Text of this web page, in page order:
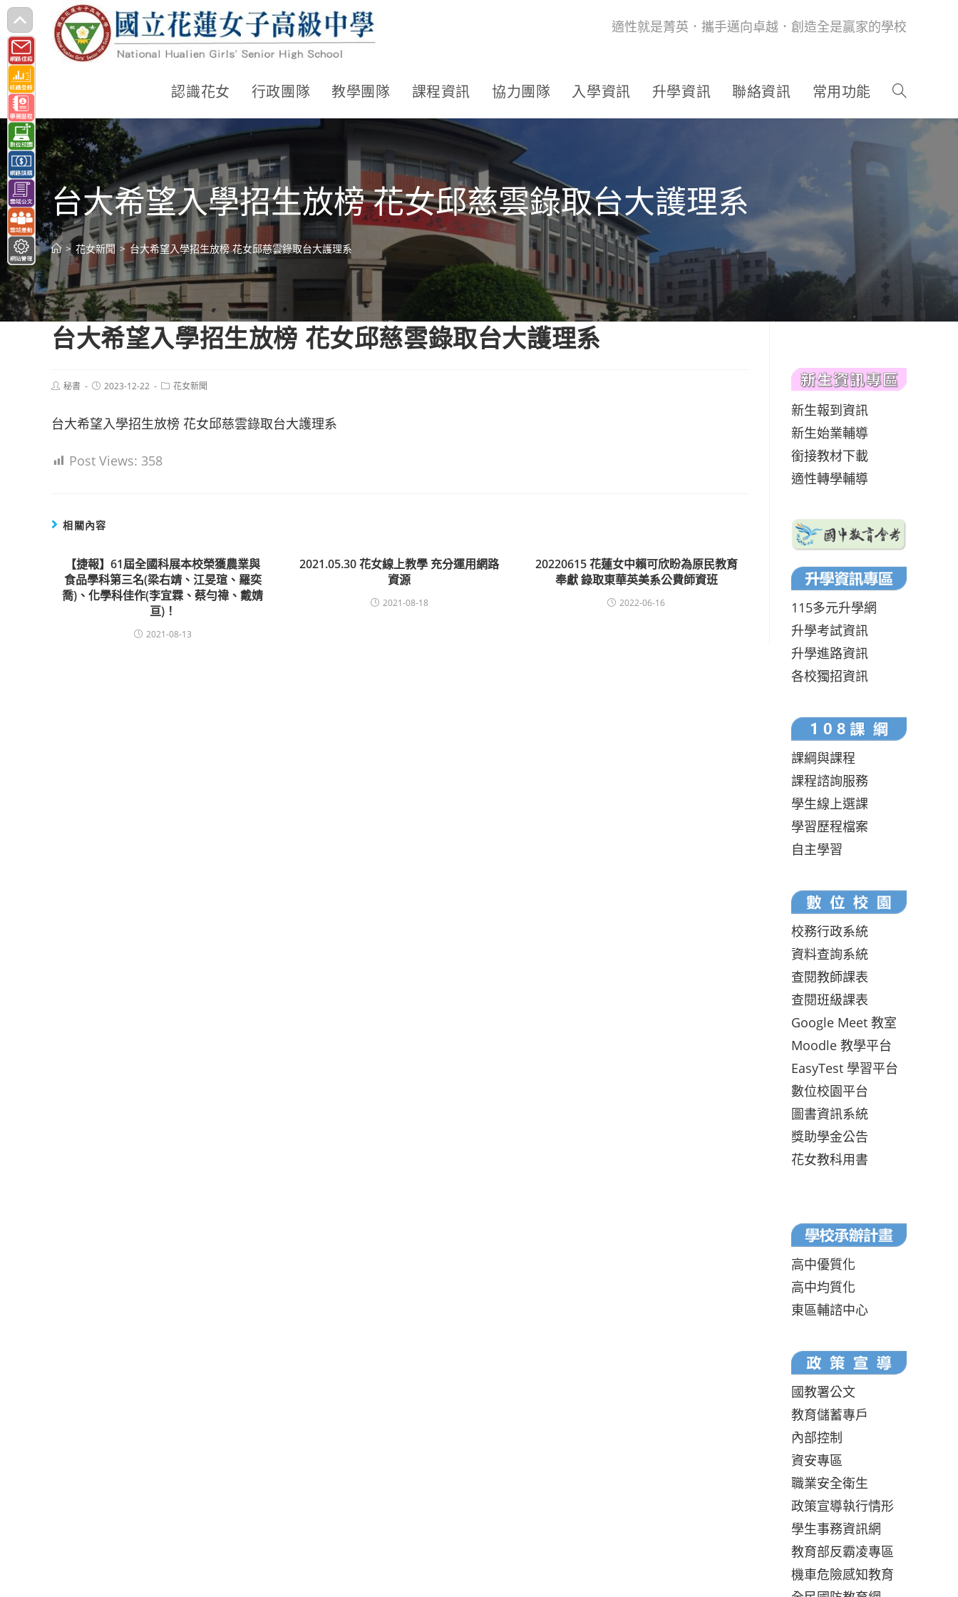
跳
轉
至
主
要
內
容
適性就是菁英．攜手邁向卓越．創造全是贏家的學校
認識花女 行政團隊 教學團隊 課程資訊 協力團隊 入學資訊 升學資訊 聯絡資訊 常用功能
台大希望入學招生放榜 花女邱慈雲錄取台大護理系
> 花女新聞 > 台大希望入學招生放榜 花女邱慈雲錄取台大護理系
台大希望入學招生放榜 花女邱慈雲錄取台大護理系
Post秘書
Post2023-12-22
Post花女新聞
台大希望入學招生放榜 花女邱慈雲錄取台大護理系
Post Views: 358
相關內容
【捷報】61屆全國科展本校榮獲農業與
食品學科第三名(梁右靖、江旻瑄、羅奕
喬)、化學科佳作(李宜霖、蔡勻禕、戴婧
亘)！
2021-08-13
2021.05.30 花女線上教學 充分運用網路
資源
2021-08-18
20220615 花蓮女中賴可欣盼為原民教育
奉獻 錄取東華英美系公費師資班
2022-06-16
新生報到資訊
新生始業輔導
銜接教材下載
適性轉學輔導
115多元升學網
升學考試資訊
升學進路資訊
各校獨招資訊
課綱與課程
課程諮詢服務
學生線上選課
學習歷程檔案
自主學習
校務行政系統
資料查詢系統
查閱教師課表
查閱班級課表
Google Meet 教室
Moodle 教學平台
EasyTest 學習平台
數位校園平台
圖書資訊系統
獎助學金公告
花女教科用書
高中優質化
高中均質化
東區輔諮中心
國教署公文
教育儲蓄專戶
內部控制
資安專區
職業安全衛生
政策宣導執行情形
學生事務資訊網
教育部反霸凌專區
機車危險感知教育